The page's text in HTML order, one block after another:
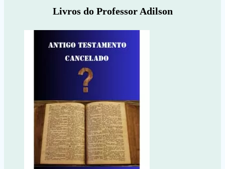
Livros do Professor Adilson